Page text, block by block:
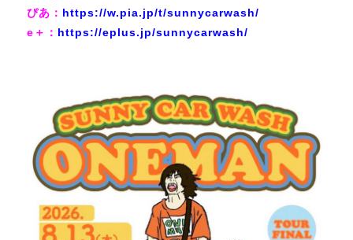
ぴあ： https://w.pia.jp/t/sunnycarwash/
e＋： https://eplus.jp/sunnycarwash/